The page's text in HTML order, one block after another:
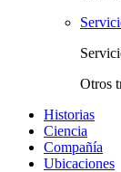
Otros
Historias
Ciencia
Compañía
Ubicaciones